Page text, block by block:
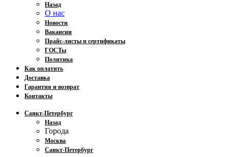
Назад
О нас
Новости
Вакансии
Прайс-листы и сертификаты
ГОСТы
Политика
Как оплатить
Доставка
Гарантия и возврат
Контакты
Санкт-Петербург
Назад
Города
Москва
Санкт-Петербург